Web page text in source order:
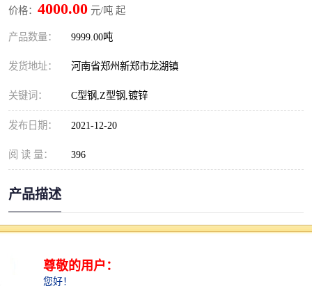
价格： 4000.00 元/吨 起
产品数量： 9999.00吨
发货地址： 河南省郑州新郑市龙湖镇
关键词： C型钢,Z型钢,镀锌
发布日期： 2021-12-20
阅 读 量： 396
产品描述
郑州东区生产C型钢Z型钢 镀锌 郑州鑫纵 质量好 价格优
以上价格均为参考价，如有意向可联系客
服或者电联客服经理！